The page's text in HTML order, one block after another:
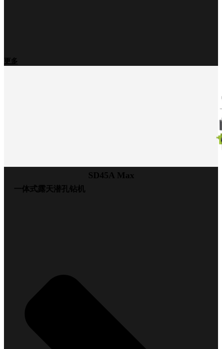
更多
SD45A Max
一体式露天潜孔钻机